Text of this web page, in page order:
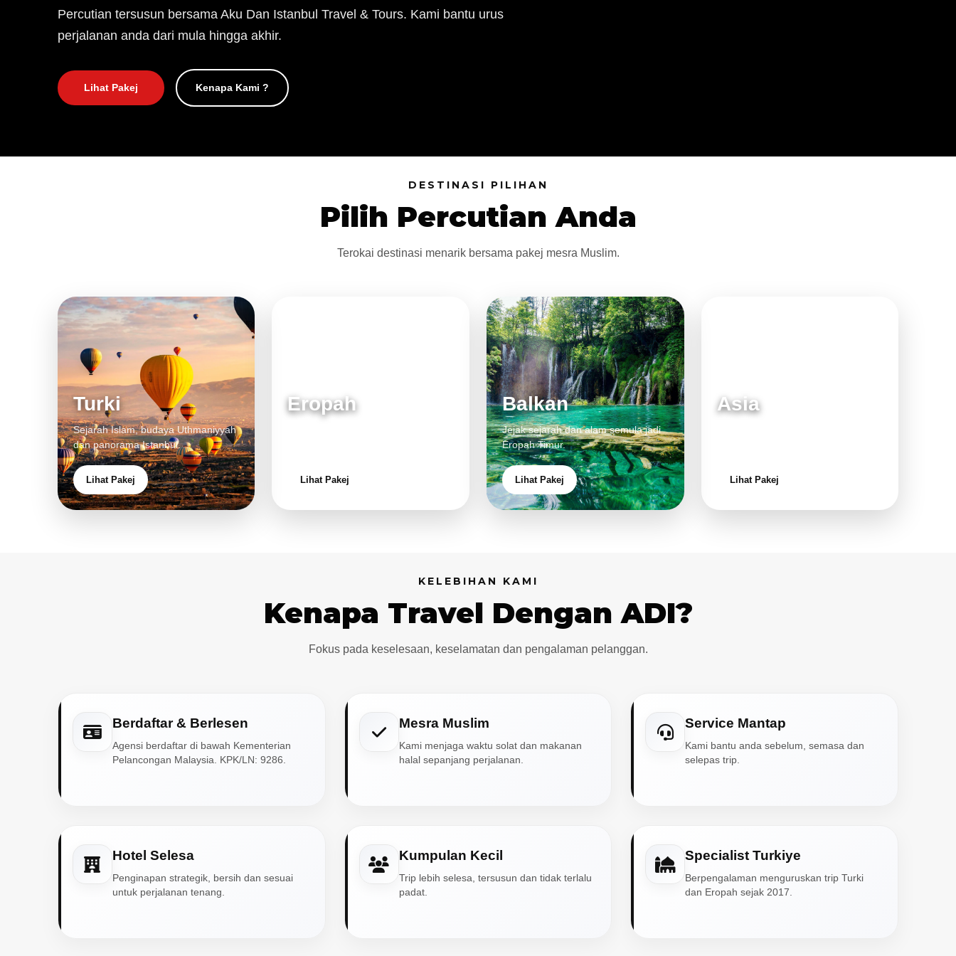
Percutian tersusun bersama Aku Dan Istanbul Travel & Tours. Kami bantu urus
perjalanan anda dari mula hingga akhir.
Lihat Pakej Kenapa Kami ?
DESTINASI PILIHAN
Pilih Percutian Anda
Terokai destinasi menarik bersama pakej mesra Muslim.
Turki
Sejarah Islam, budaya Uthmaniyyah
dan panorama Istanbul.
Lihat Pakej
Eropah
Lihat Pakej
Balkan
Jejak sejarah dan alam semula jadi
Eropah Timur.
Lihat Pakej
Asia
Lihat Pakej
KELEBIHAN KAMI
Kenapa Travel Dengan ADI?
Fokus pada keselesaan, keselamatan dan pengalaman pelanggan.
Berdaftar & Berlesen
Agensi berdaftar di bawah Kementerian
Pelancongan Malaysia. KPK/LN: 9286.
Mesra Muslim
Kami menjaga waktu solat dan makanan
halal sepanjang perjalanan.
Service Mantap
Kami bantu anda sebelum, semasa dan
selepas trip.
Hotel Selesa
Penginapan strategik, bersih dan sesuai
untuk perjalanan tenang.
Kumpulan Kecil
Trip lebih selesa, tersusun dan tidak terlalu
padat.
Specialist Turkiye
Berpengalaman menguruskan trip Turki
dan Eropah sejak 2017.